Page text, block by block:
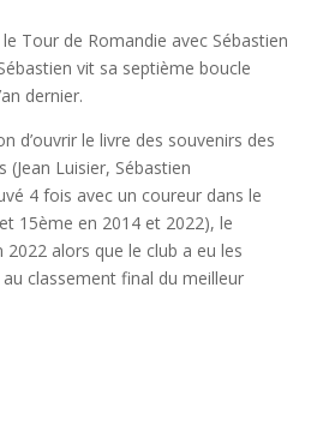
Tour de Romandie avec Sébastien
vit sa septième boucle
dernier.
d’ouvrir le livre des souvenirs des
Luisier, Sébastien
4 fois avec un coureur dans le
15ème en 2014 et 2022), le
alors que le club a eu les
classement final du meilleur